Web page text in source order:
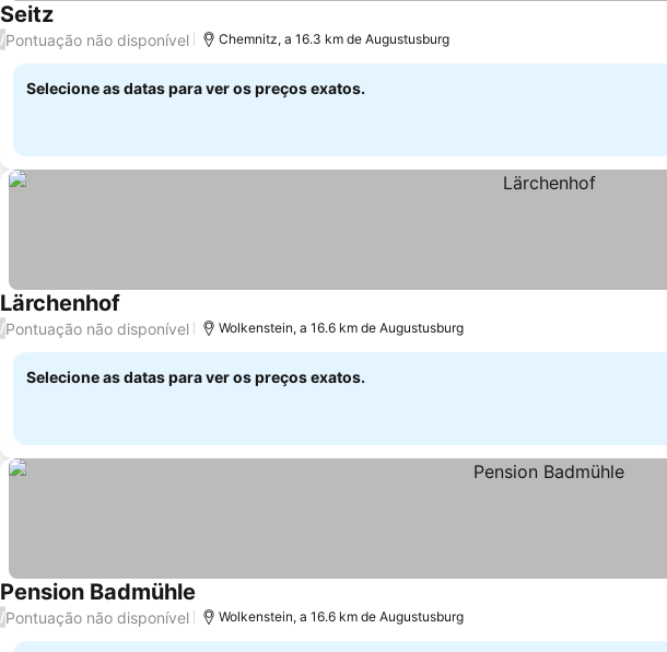
Seitz
/Pontuação não disponível Chemnitz, a 16.3 km de Augustusburg
Selecione as datas para ver os preços exatos.
Lärchenhof
/Pontuação não disponível Wolkenstein, a 16.6 km de Augustusburg
Selecione as datas para ver os preços exatos.
Pension Badmühle
/Pontuação não disponível Wolkenstein, a 16.6 km de Augustusburg